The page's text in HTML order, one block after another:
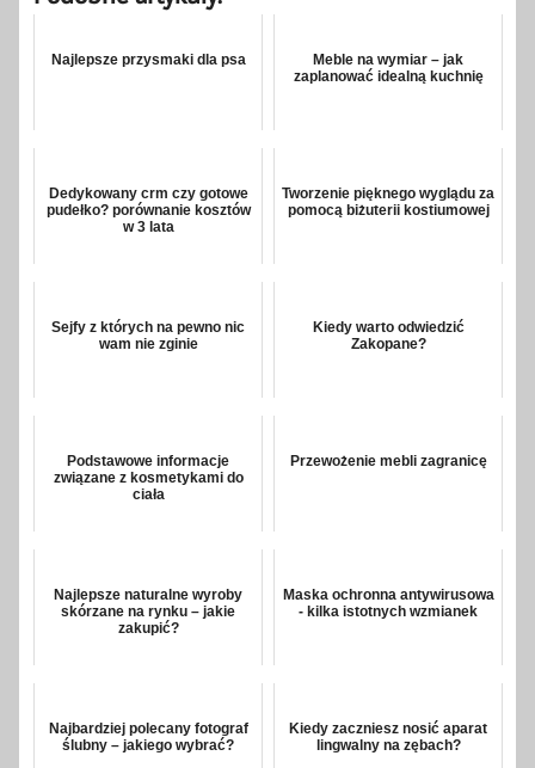
Najlepsze przysmaki dla psa
Meble na wymiar – jak
zaplanować idealną kuchnię
Dedykowany crm czy gotowe
pudełko? porównanie kosztów
w 3 lata
Tworzenie pięknego wyglądu za
pomocą biżuterii kostiumowej
Sejfy z których na pewno nic
wam nie zginie
Kiedy warto odwiedzić
Zakopane?
Podstawowe informacje
związane z kosmetykami do
ciała
Przewożenie mebli zagranicę
Najlepsze naturalne wyroby
skórzane na rynku – jakie
zakupić?
Maska ochronna antywirusowa
- kilka istotnych wzmianek
Najbardziej polecany fotograf
ślubny – jakiego wybrać?
Kiedy zaczniesz nosić aparat
lingwalny na zębach?